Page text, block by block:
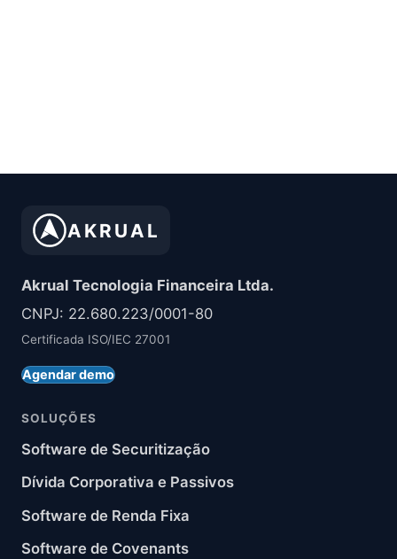
AKRUAL
Akrual Tecnologia Financeira Ltda.
CNPJ: 22.680.223/0001-80
Certificada ISO/IEC 27001
Agendar demo
SOLUÇÕES
Software de Securitização
Dívida Corporativa e Passivos
Software de Renda Fixa
Software de Covenants